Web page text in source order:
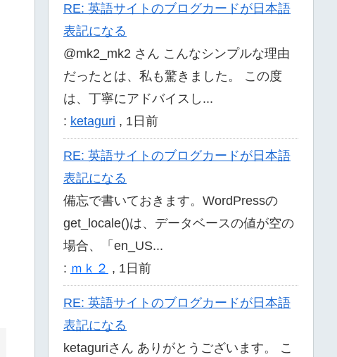
RE: 英語サイトのブログカードが日本語
表記になる
@mk2_mk2 さん こんなシンプルな理由
だったとは、私も驚きました。 この度
は、丁寧にアドバイスし...
: ketaguri , 1日前
RE: 英語サイトのブログカードが日本語
表記になる
備忘で書いておきます。WordPressの
get_locale()は、データベースの値が空の
場合、「en_US...
: ｍｋ２ , 1日前
RE: 英語サイトのブログカードが日本語
表記になる
ketaguriさん ありがとうございます。 こ